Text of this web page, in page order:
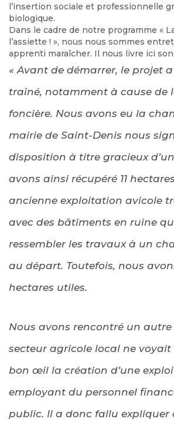
l’insertion sociale et professionnelle
biologique.
Dans le cadre de notre programme «
l’assiette ! », nous nous sommes
apprenti maraîcher. Il nous livre ici
« Avant de démarrer, le projet
traîné, notamment à cause de
foncière. Nous avons eu la
mairie de Saint-Denis nous
disposition à titre gracieux
avons ainsi récupéré 11
ancienne exploitation avicole
avec des bâtiments en ruine
ressembler les travaux à un
au départ. Toutefois, nous
hectares utiles.
Nous avons rencontré un autre
secteur agricole local ne voyait
bon œil la création d’une
employant du personnel
public. Il a donc fallu expliquer